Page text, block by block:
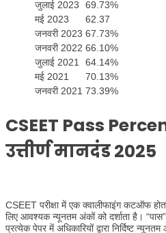
जुलाई 2023
69.73%
मई 2023
62.37
जनवरी 2023 67.73%
जनवरी 2022 66.10%
जुलाई 2021
64.14%
मई 2021
70.13%
जनवरी 2021 73.39%
CSEET Pass
उत्तीर्ण मानदंड 2025
CSEET परीक्षा में एक क्वालीफाइंग कटऑफ
लिए आवश्यक न्यूनतम अंकों को दर्शाता है। “पास”
प्रत्येक पेपर में अधिकारियों द्वारा निर्दिष्ट